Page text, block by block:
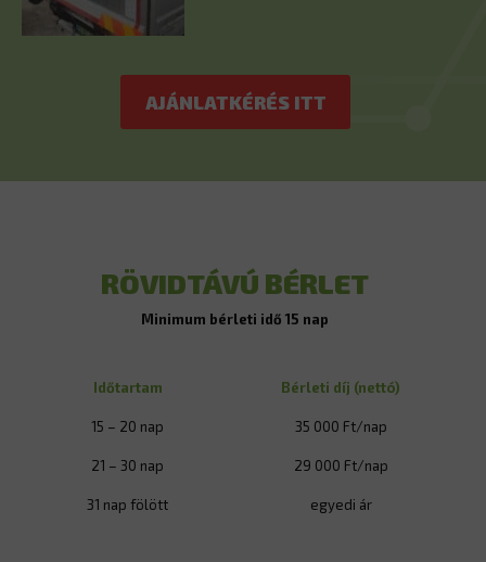
AJÁNLATKÉRÉS ITT
RÖVIDTÁVÚ BÉRLET
Minimum bérleti idő 15 nap
Időtartam Bérleti díj (nettó)
15 – 20 nap 35 000 Ft/nap
21 – 30 nap 29 000 Ft/nap
31 nap fölött egyedi ár